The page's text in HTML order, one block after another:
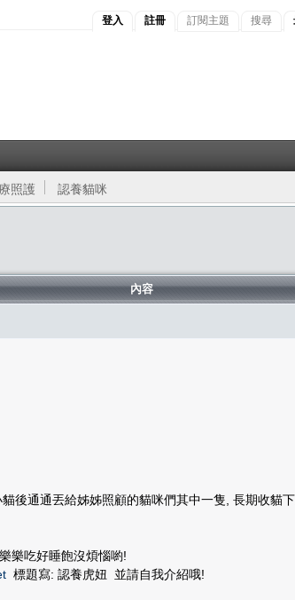
登入 註冊 訂閱主題 搜尋
照護 認養貓咪
內容
後通通丟給姊姊照顧的貓咪們其中一隻, 長期收貓
樂吃好睡飽沒煩惱喲!
標題寫: 認養虎妞 並請自我介紹哦!